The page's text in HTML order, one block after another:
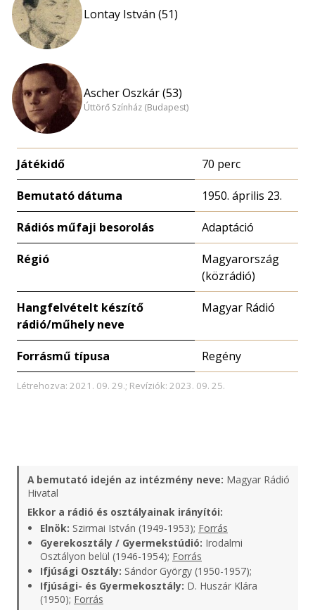
Lontay István (51)
Ascher Oszkár (53)
Úttörő Színház (Budapest)
Játékidő 70 perc
Bemutató dátuma 1950. április 23.
Rádiós műfaji besorolás Adaptáció
Régió
Magyarország
(közrádió)
Hangfelvételt készítő
rádió/műhely neve
Magyar Rádió
Forrásmű típusa Regény
Létrehozva: 2021. 09. 29.; Revíziók: 2023. 09. 25.
A bemutató idején az intézmény neve: Magyar Rádió
Hivatal
Ekkor a rádió és osztályainak irányítói:
Elnök: Szirmai István (1949-1953); Forrás
Gyerekosztály / Gyermekstúdió: Irodalmi
Osztályon belül (1946-1954); Forrás
Ifjúsági Osztály: Sándor György (1950-1957);
Ifjúsági- és Gyermekosztály: D. Huszár Klára
(1950); Forrás